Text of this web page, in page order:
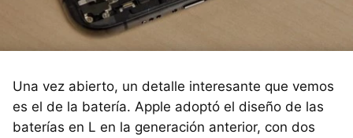
Una vez abierto, un detalle interesante que vemos
es el de la batería. Apple adoptó el diseño de las
baterías en L en la generación anterior, con dos